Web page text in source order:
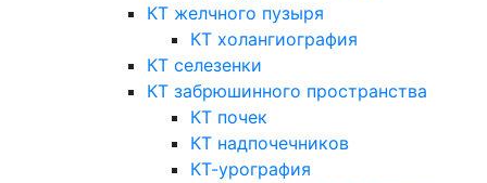
КТ желчного пузыря
КТ холангиография
КТ селезенки
КТ забрюшинного пространства
КТ почек
КТ надпочечников
КТ-урография